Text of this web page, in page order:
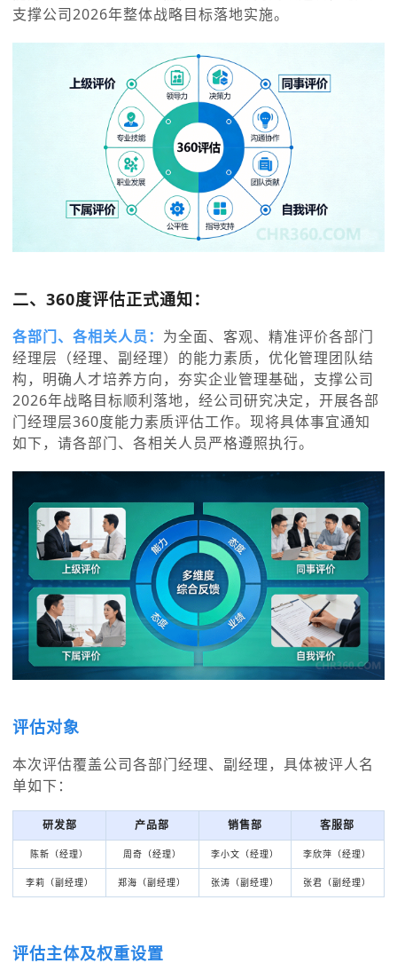
支撑公司2026年整体战略目标落地实施。
二、360度评估正式通知：
各部门、各相关人员： 为全面、客观、精准评价各部门
经理层（经理、副经理）的能力素质，优化管理团队结
构，明确人才培养方向，夯实企业管理基础，支撑公司
2026年战略目标顺利落地，经公司研究决定，开展各部
门经理层360度能力素质评估工作。现将具体事宜通知
如下，请各部门、各相关人员严格遵照执行。
评估对象
本次评估覆盖公司各部门经理、副经理，具体被评人名
单如下：
研发部 产品部 销售部 客服部
陈新（经理） 周奇（经理） 李小文（经理） 李欣萍（经理）
李莉（副经理） 郑海（副经理） 张涛（副经理） 张君（副经理）
评估主体及权重设置